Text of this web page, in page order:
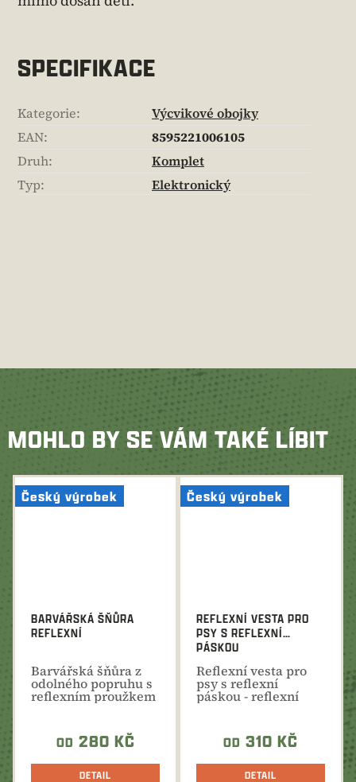
SPECIFIKACE
Kategorie:
Výcvikové obojky
EAN:
8595221006105
Druh:
Komplet
Typ: Elektronický
MOHLO BY SE VÁM TAKÉ LÍBIT
Český výrobek
BARVÁŘSKÁ ŠŇŮRA
REFLEXNÍ
Barvářská šňůra z
odolného popruhu s
reflexním proužkem
pro dosled zvěře,...
OD 280 KČ
DETAIL
Český výrobek
REFLEXNÍ VESTA PRO
PSY S REFLEXNÍ
PÁSKOU
Reflexní vesta pro
psy s reflexní
páskou - reflexní
pásek má
OD 310 KČ
DETAIL